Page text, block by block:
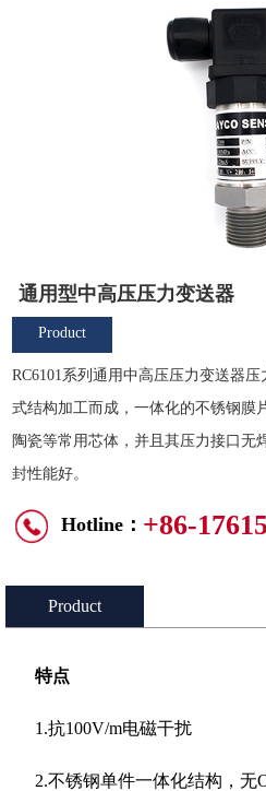
通用型中高压压力变送器
Product
Overview
RC6101系列通用中高压压力变送器
式结构加工而成，一体化的不锈钢膜
陶瓷等常用芯体，并且其压力接口无
封性能好。
Hotline： +86-
Product
特点
1.抗100V/m电磁干扰
2.不锈钢单件一体化结构，无